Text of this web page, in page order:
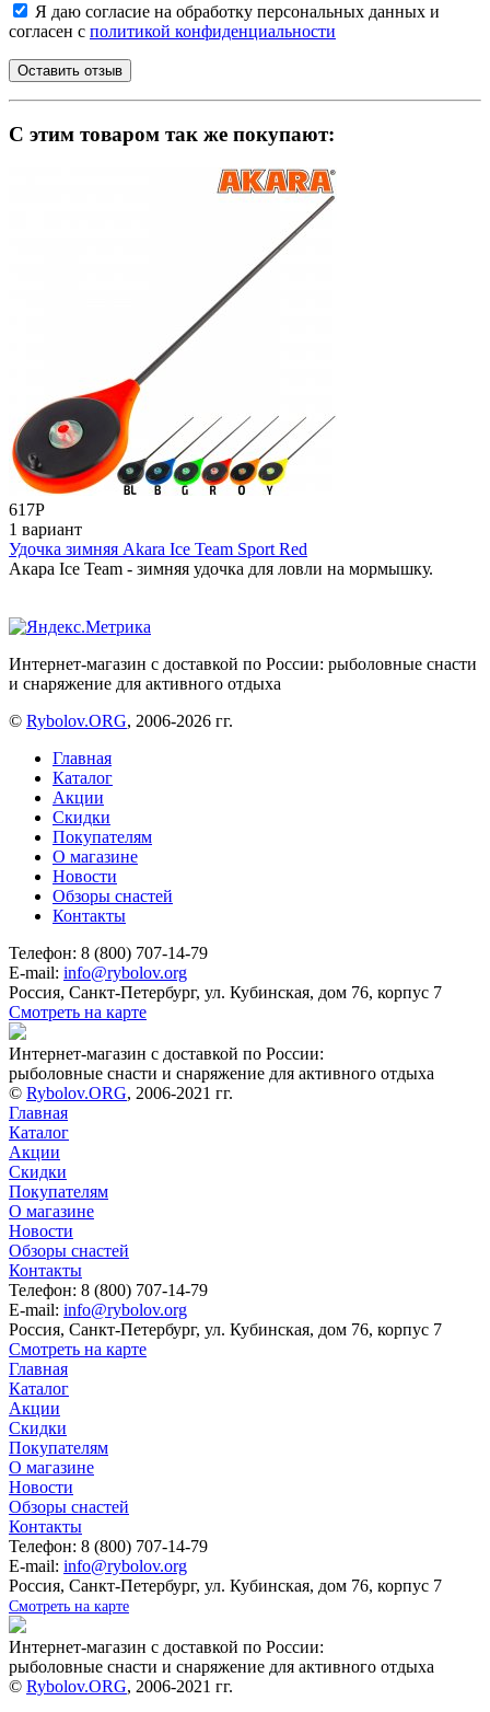
Я даю согласие на обработку персональных данных и
согласен с политикой конфиденциальности
C этим товаром так же покупают:
617Р
1 вариант
Удочка зимняя Akara Ice Team Sport Red
Акара Ice Team - зимняя удочка для ловли на мормышку.
Интернет-магазин с доставкой по России: рыболовные снасти
и снаряжение для активного отдыха
© Rybolov.ORG, 2006-2026 гг.
Главная
Каталог
Акции
Скидки
Покупателям
О магазине
Новости
Обзоры снастей
Контакты
Телефон: 8 (800) 707-14-79
E-mail: info@rybolov.org
Россия, Санкт-Петербург, ул. Кубинская, дом 76, корпус 7
Смотреть на карте
Интернет-магазин с доставкой по России:
рыболовные снасти и снаряжение для активного отдыха
© Rybolov.ORG, 2006-2021 гг.
Главная
Каталог
Акции
Скидки
Покупателям
О магазине
Новости
Обзоры снастей
Контакты
Телефон: 8 (800) 707-14-79
E-mail: info@rybolov.org
Россия, Санкт-Петербург, ул. Кубинская, дом 76, корпус 7
Смотреть на карте
Главная
Каталог
Акции
Скидки
Покупателям
О магазине
Новости
Обзоры снастей
Контакты
Телефон: 8 (800) 707-14-79
E-mail: info@rybolov.org
Россия, Санкт-Петербург, ул. Кубинская, дом 76, корпус 7
Смотреть на карте
Интернет-магазин с доставкой по России:
рыболовные снасти и снаряжение для активного отдыха
© Rybolov.ORG, 2006-2021 гг.